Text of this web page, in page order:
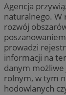
Agencja
naturalnego. W
rozwój
prowadzi
informacji na
danym
rolnym, w tym
hodowlanych